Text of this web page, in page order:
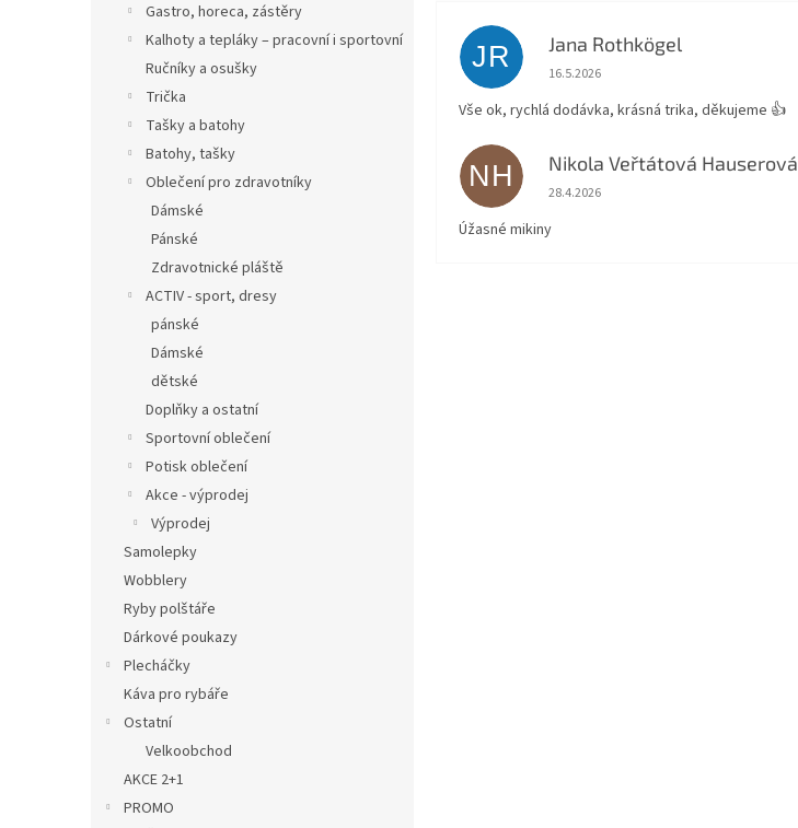
Gastro, horeca, zástěry
Kalhoty a tepláky – pracovní i sportovní
Ručníky a osušky
Trička
Tašky a batohy
Batohy, tašky
Oblečení pro zdravotníky
Dámské
Pánské
Zdravotnické pláště
ACTIV - sport, dresy
pánské
Dámské
dětské
Doplňky a ostatní
Sportovní oblečení
Potisk oblečení
Akce - výprodej
Výprodej
Samolepky
Wobblery
Ryby polštáře
Dárkové poukazy
Plecháčky
Káva pro rybáře
Ostatní
Velkoobchod
AKCE 2+1
PROMO
JR Jana Rothkögel
Hodnocení obchodu je 5 z 5 hvězdiček.
16.5.2026
Vše ok, rychlá dodávka, krásná trika, děkujeme 👍
NH Nikola Veřtátová Hauserová
Hodnocení obchodu je 5 z 5 hvězdiček.
28.4.2026
Úžasné mikiny